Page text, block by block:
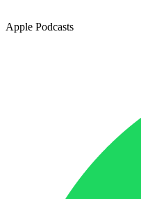
Apple Podcasts